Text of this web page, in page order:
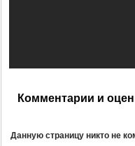
Комментарии и
Данную страницу никто не